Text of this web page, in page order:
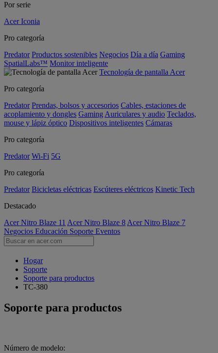
Por serie
Acer Iconia
Pro categoría
Predator Productos sostenibles Negocios Día a día Gaming
SpatialLabs™ Monitor inteligente
Tecnología de pantalla Acer
Pro categoría
Predator Prendas, bolsos y accesorios Cables, estaciones de
acoplamiento y dongles Gaming Auriculares y audio Teclados,
mouse y lápiz óptico Dispositivos inteligentes Cámaras
Pro categoría
Predator Wi-Fi 5G
Pro categoría
Predator Bicicletas eléctricas Escúteres eléctricos Kinetic Tech
Destacado
Acer Nitro Blaze 11 Acer Nitro Blaze 8 Acer Nitro Blaze 7
Negocios Educación Soporte Eventos
Hogar
Soporte
Soporte para productos
TC-380
Soporte para productos
Número de modelo: